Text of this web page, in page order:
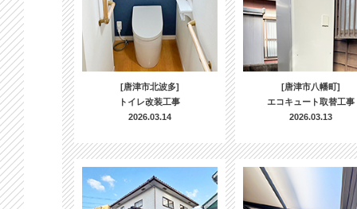
[唐津市北波多]
トイレ改装工事
2026.03.14
[唐津市八幡町]
エコキュート取替工事
2026.03.13